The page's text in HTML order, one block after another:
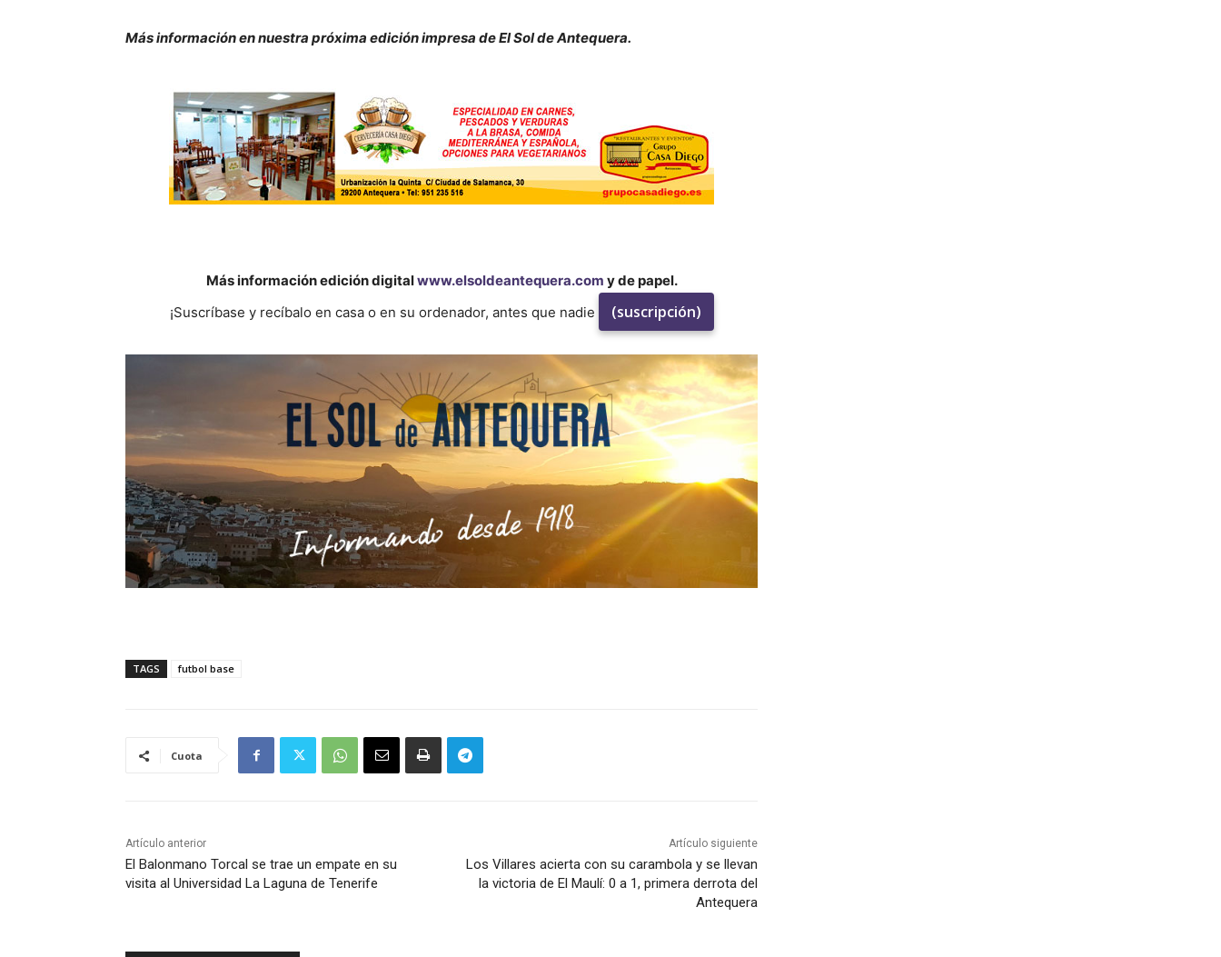
Más información en nuestra próxima edición impresa de El Sol de Antequera.
Más información edición digitalwww.elsoldeantequera.com y de papel.
¡Suscríbase y recíbalo en casa o en su ordenador, antes que nadie
(suscripción)
TAGS futbol base
Cuota
Artículo anterior
El Balonmano Torcal se trae un empate en su
visita al Universidad La Laguna de Tenerife
Artículo siguiente
Los Villares acierta con su carambola y se llevan
la victoria de El Maulí: 0 a 1, primera derrota del
Antequera